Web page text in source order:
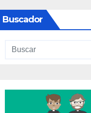
Buscador